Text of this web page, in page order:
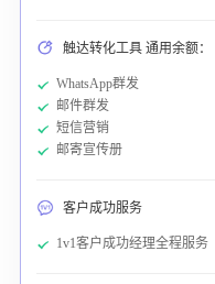
触达转化工具 通用余额：
WhatsApp群发
邮件群发
短信营销
邮寄宣传册
客户成功服务
1v1客户成功经理全程服务